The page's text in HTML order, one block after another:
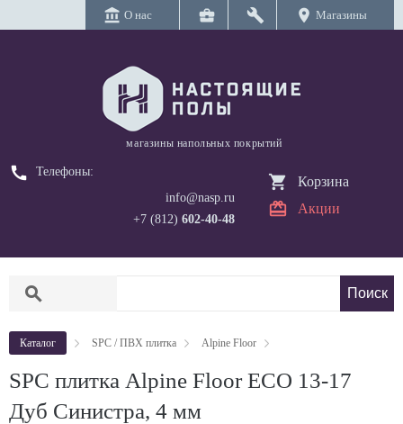
account_balance О нас business_center build location_on Магазины
магазины напольных покрытий
call
Телефоны:
info@nasp.ru
+7 (812) 602-40-48
Корзина
Акции
search
Каталог SPC / ПВХ плитка Alpine Floor
SPC плитка Alpine Floor ECO 13-17
Дуб Синистра, 4 мм